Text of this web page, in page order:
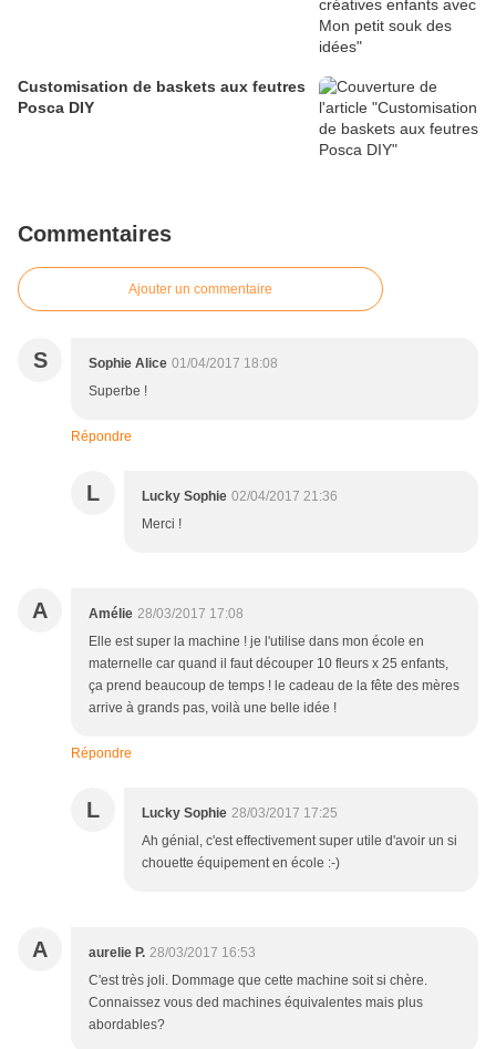
Customisation de baskets aux feutres
Posca DIY
Commentaires
Ajouter un commentaire
S Sophie Alice 01/04/2017 18:08
Superbe !
Répondre
L Lucky Sophie 02/04/2017 21:36
Merci !
A Amélie 28/03/2017 17:08
Elle est super la machine ! je l'utilise dans mon école en
maternelle car quand il faut découper 10 fleurs x 25 enfants,
ça prend beaucoup de temps ! le cadeau de la fête des mères
arrive à grands pas, voilà une belle idée !
Répondre
L Lucky Sophie 28/03/2017 17:25
Ah génial, c'est effectivement super utile d'avoir un si
chouette équipement en école :-)
A aurelie P. 28/03/2017 16:53
C'est très joli. Dommage que cette machine soit si chère.
Connaissez vous ded machines équivalentes mais plus
abordables?